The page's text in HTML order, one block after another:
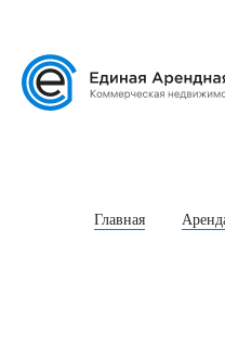
Главная